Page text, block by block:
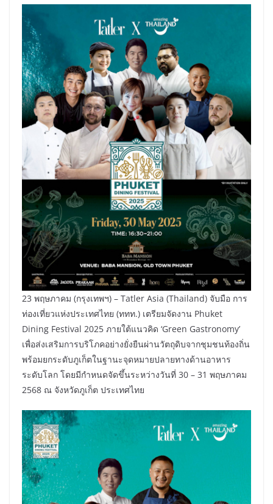
23 พฤษภาคม (กรุงเทพฯ) – Tatler Asia (Thailand) จับมือ การ
ท่องเที่ยวแห่งประเทศไทย (ททท.) เตรียมจัดงาน Phuket
Dining Festival 2025 ภายใต้แนวคิด ‘Green Gastronomy’
เพื่อส่งเสริมการบริโภคอย่างยั่งยืนผ่านวัตถุดิบจากชุมชนท้องถิ่น
พร้อมยกระดับภูเก็ตในฐานะจุดหมายปลายทางด้านอาหาร
ระดับโลก โดยมีกำหนดจัดขึ้นระหว่างวันที่ 30 – 31 พฤษภาคม
2568 ณ จังหวัดภูเก็ต ประเทศไทย